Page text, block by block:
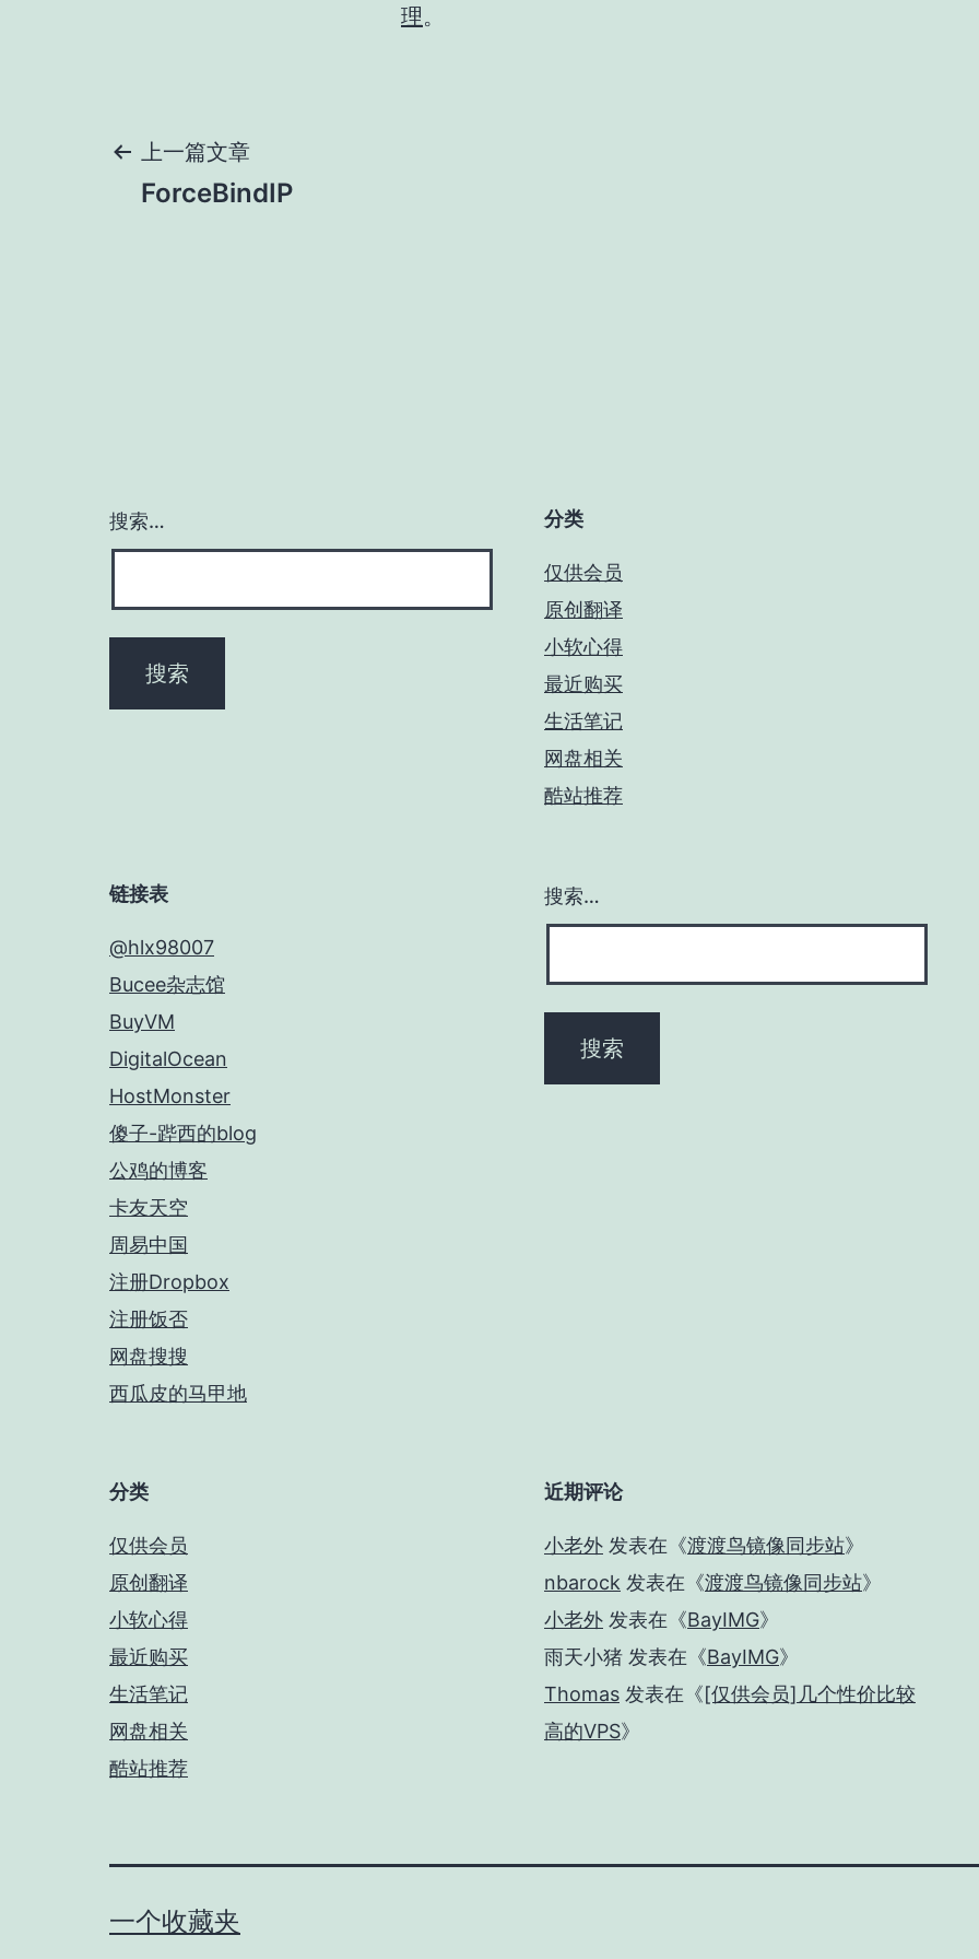
理。
文上一篇文章
ForceBindIP
搜索… 分类
仅供会员
原创翻译
小软心得
最近购买
生活笔记
网盘相关
酷站推荐
链接表
@hlx98007
Bucee杂志馆
BuyVM
DigitalOcean
HostMonster
傻子-跸西的blog
公鸡的博客
卡友天空
周易中国
注册Dropbox
注册饭否
网盘搜搜
西瓜皮的马甲地
搜索…
分类
仅供会员
原创翻译
小软心得
最近购买
生活笔记
网盘相关
酷站推荐
近期评论
小老外 发表在《渡渡鸟镜像同步站》
nbarock 发表在《渡渡鸟镜像同步站》
小老外 发表在《BayIMG》
雨天小猪 发表在《BayIMG》
Thomas 发表在《[仅供会员]几个性价比较
高的VPS》
一个收藏夹